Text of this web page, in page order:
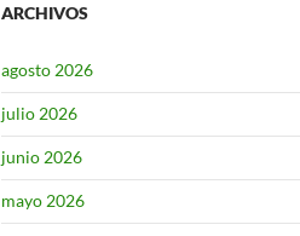
ARCHIVOS
agosto 2026
julio 2026
junio 2026
mayo 2026